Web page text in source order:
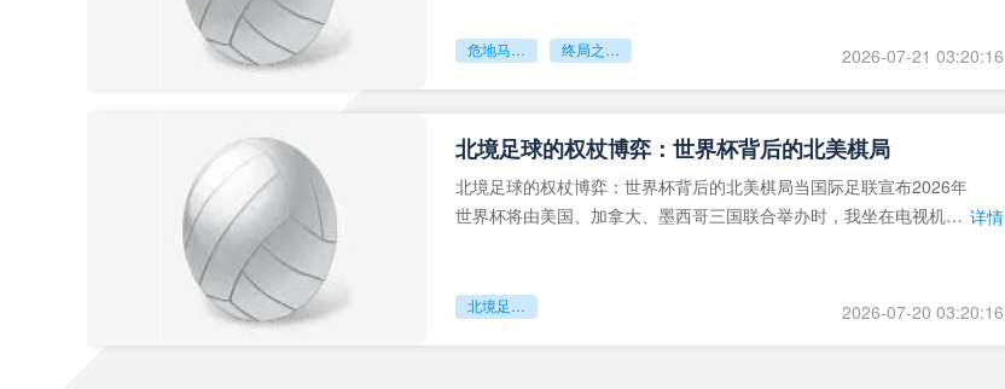
危地马拉困守墨超迷局 终局之战能否破晓重生？ 2026-07-21 03:20:16
北境足球的权杖博弈：世界杯背后的北美棋局
北境足球的权杖博弈：世界杯背后的北美棋局当国际足联宣布2026年
世界杯将由美国、加拿大、墨西哥三国联合举办时，我坐在电视机
详情
北境足球的权杖博弈：世界杯背后的北美棋局 2026-07-20 03:20:16